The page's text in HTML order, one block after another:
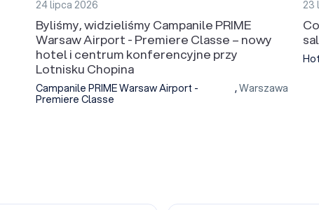
24 lipca 2026
Byliśmy, widzieliśmy Campanile PRIME
Warsaw Airport - Premiere Classe – nowy
hotel i centrum konferencyjne przy
Lotnisku Chopina
Campanile PRIME Warsaw Airport -
Premiere Classe
,Warszawa
23